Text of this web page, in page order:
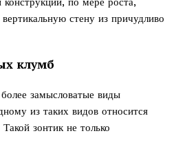
стену из причудливо
клумб
замысловатые виды
из таких видов относится
Такой зонтик не только